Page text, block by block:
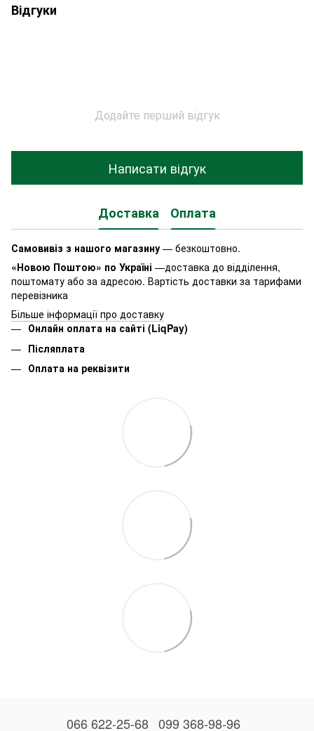
Відгуки
Додайте перший відгук
Написати відгук
Доставка Оплата
Самовивіз з нашого магазину — безкоштовно.
«Новою Поштою» по Україні —доставка до відділення,
поштомату або за адресою. Вартість доставки за тарифами
перевізника
Більше інформації про доставку
Онлайн оплата на сайті (LiqPay)
Післяплата
Оплата на реквізити
066 622-25-68 099 368-98-96